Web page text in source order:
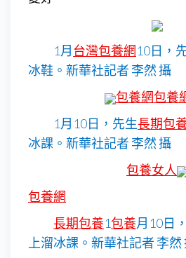
1月 台灣包養網10日，
冰鞋。新華社記者 李然 攝
包養網包養
1月10日，先生長期包
冰課。新華社記者 李然 攝
包養女人
包養網
長期包養1包養月10日
上溜冰課。新華社記者 李然